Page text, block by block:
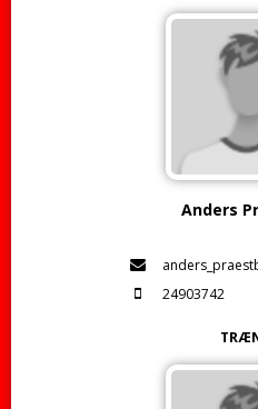
Anders
24903742